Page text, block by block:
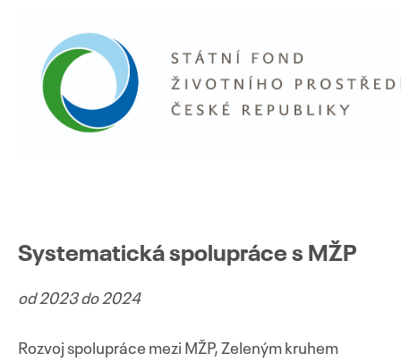
Systematická spolupráce s MŽP
od 2023 do 2024
Rozvoj spolupráce mezi MŽP, Zeleným kruhem